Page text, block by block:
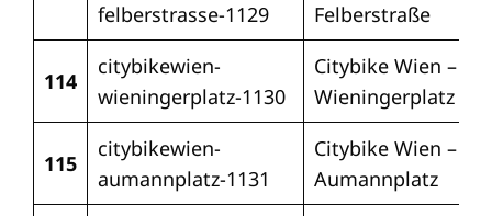
felberstrasse-1129
Felberstraße
114
citybikewien-
wieningerplatz-1130
Citybike Wien –
Wieningerplatz
115
citybikewien-
aumannplatz-1131
Citybike Wien –
Aumannplatz